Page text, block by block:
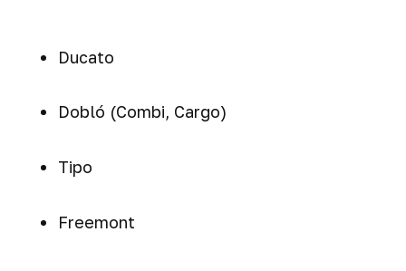
Ducato
Dobló (Combi, Cargo)
Tipo
Freemont